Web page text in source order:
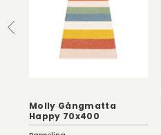
Molly Gångmatta
Happy 70x400